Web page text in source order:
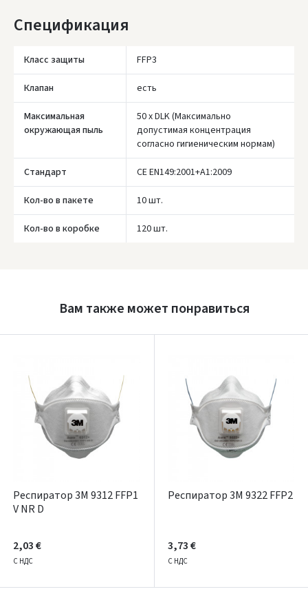
Спецификация
Класс защиты FFP3
Клапан есть
Максимальная
окружающая пыль
50 x DLK (Максимально
допустимая концентрация
согласно гигиеническим нормам)
Стандарт CE EN149:2001+A1:2009
Кол-во в пакете 10 шт.
Кол-во в коробке 120 шт.
Вам также может понравиться
Респиратор 3M 9312 FFP1
V NR D
2,03 €
С НДС
Респиратор 3M 9322 FFP2
3,73 €
С НДС
Įvertinimas:
Написать отзыв
Prisijungti
ARBA
Dar neturite paskyros? Registruokites